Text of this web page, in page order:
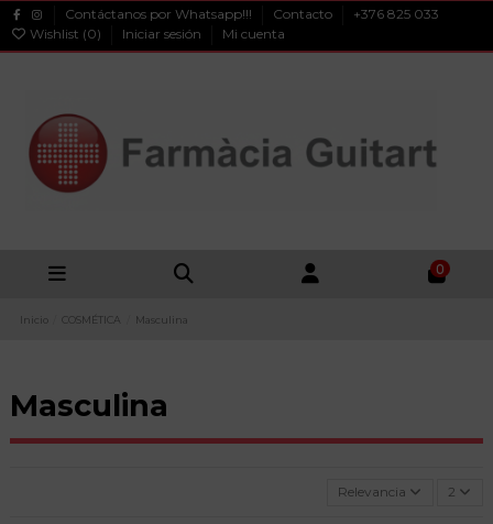
Contáctanos por Whatsapp!!! Contacto
+376 825 033
Wishlist (0) Iniciar sesión Mi cuenta
0
Inicio COSMÉTICA Masculina
Masculina
Relevancia 2